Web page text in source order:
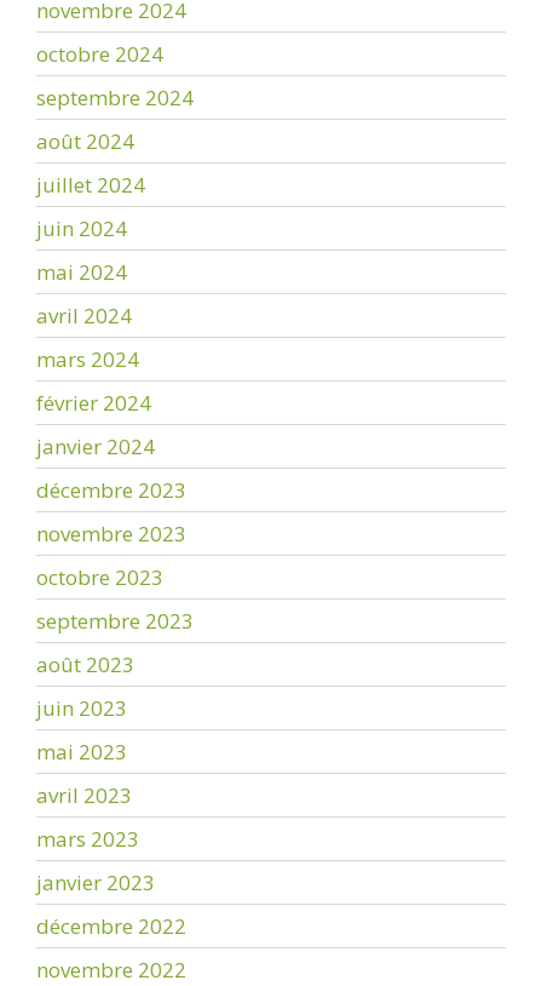
novembre 2024
octobre 2024
septembre 2024
août 2024
juillet 2024
juin 2024
mai 2024
avril 2024
mars 2024
février 2024
janvier 2024
décembre 2023
novembre 2023
octobre 2023
septembre 2023
août 2023
juin 2023
mai 2023
avril 2023
mars 2023
janvier 2023
décembre 2022
novembre 2022